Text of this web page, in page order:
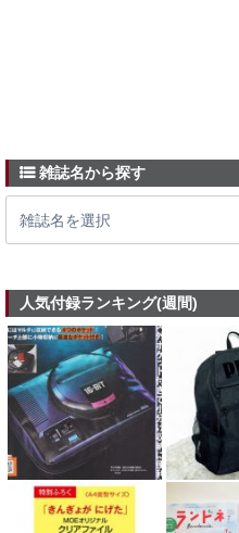
雑誌名から探す
人気付録ランキング(週間)